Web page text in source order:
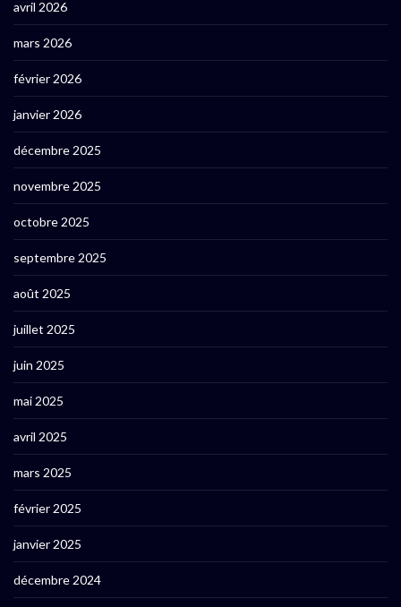
avril 2026
mars 2026
février 2026
janvier 2026
décembre 2025
novembre 2025
octobre 2025
septembre 2025
août 2025
juillet 2025
juin 2025
mai 2025
avril 2025
mars 2025
février 2025
janvier 2025
décembre 2024